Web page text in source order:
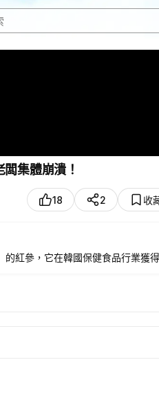
集體崩潰！
18 2 收
紅參，它在韓國保健食品行業獲
提供了親近大自然，體驗田園生活